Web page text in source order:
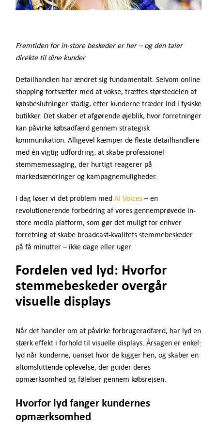
Fremtiden for in-store beskeder er her – og den taler
direkte til dine kunder
Detailhandlen har ændret sig fundamentalt. Selvom online
shopping fortsætter med at vokse, træffes størstedelen af
købsbeslutninger stadig, efter kunderne træder ind i fysiske
butikker. Det skaber et afgørende øjeblik, hvor forretninger
kan påvirke købsadfærd gennem strategisk
kommunikation. Alligevel kæmper de fleste detailhandlere
med én vigtig udfordring: at skabe professionel
stemmemessaging, der hurtigt reagerer på
markedsændringer og kampagnemuligheder.
I dag løser vi det problem med AI Voices– en
revolutionerende forbedring af vores gennemprøvede in-
store media platform, som gør det muligt for enhver
forretning at skabe broadcast-kvalitets stemmebeskeder
på få minutter – ikke dage eller uger.
Fordelen ved lyd: Hvorfor
stemmebeskeder overgår
visuelle displays
Når det handler om at påvirke forbrugeradfærd, har lyd en
stærk effekt i forhold til visuelle displays. Årsagen er enkel:
lyd når kunderne, uanset hvor de kigger hen, og skaber en
altomsluttende oplevelse, der guider deres
opmærksomhed og følelser gennem købsrejsen.
Hvorfor lyd fanger kundernes
opmærksomhed